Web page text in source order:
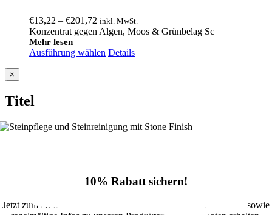
€13,22 – €201,72 Preisspanne:
€13,22
€201,72
inkl. MwSt.
Konzentrat gegen Algen, Moos & Grünbelag Sc
Mehr lesen
Ausführung wählen Details
Close
product
view
×
Titel
10% Rabatt sichern!
Jetzt zum Newsletter anmelden und 10% Rabatt im Onlineshop sowie